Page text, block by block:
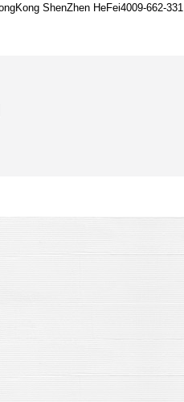
ShenZhen HeFei4009-662-331